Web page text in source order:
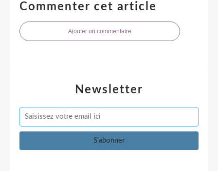
Commenter cet article
Ajouter un commentaire
Newsletter